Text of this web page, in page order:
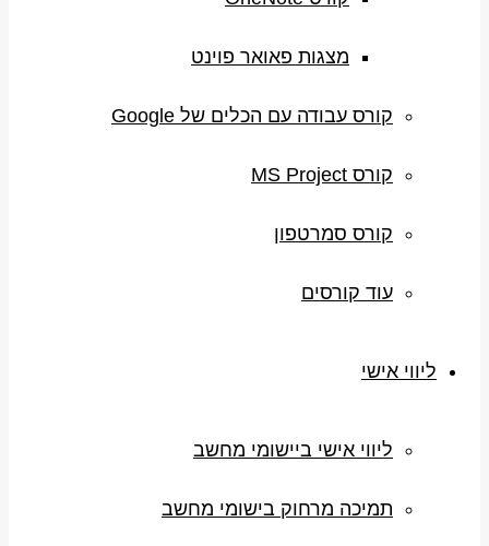
מצגות פאואר פוינט
קורס עבודה עם הכלים של Google
קורס MS Project
קורס סמרטפון
עוד קורסים
ליווי אישי
ליווי אישי ביישומי מחשב
תמיכה מרחוק בישומי מחשב